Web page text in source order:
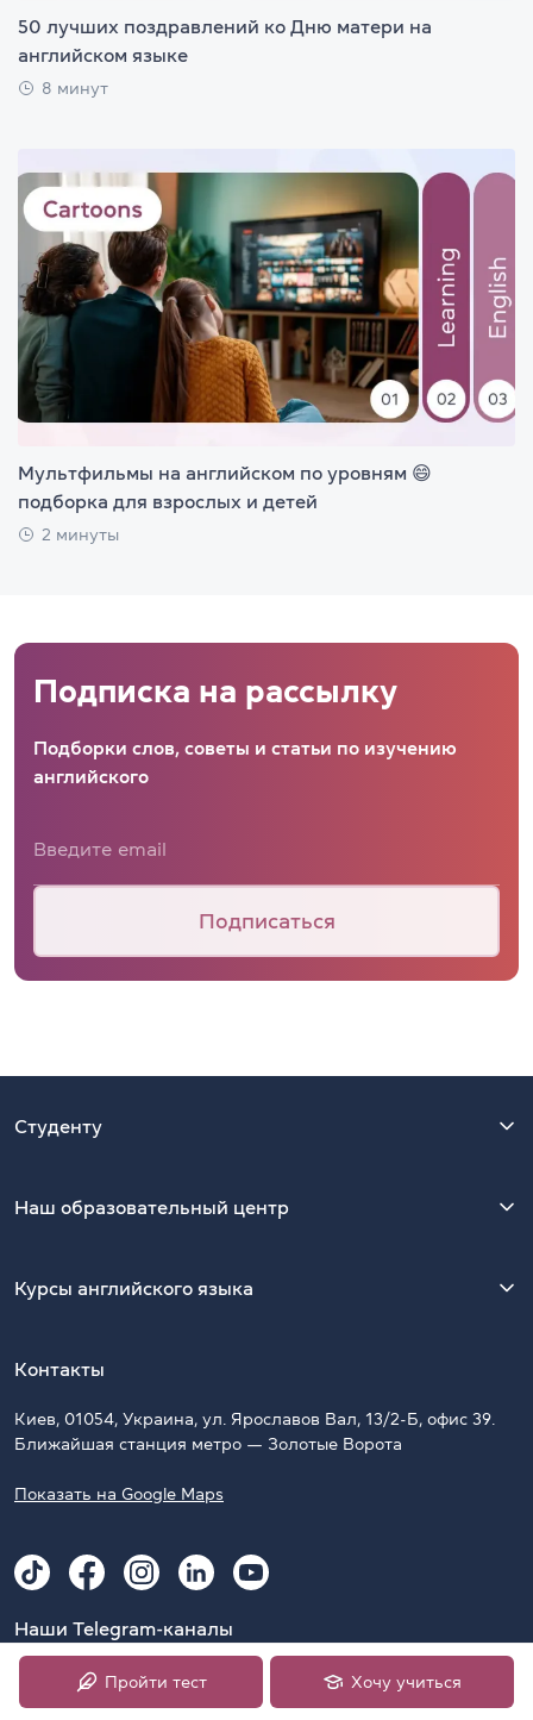
50 лучших поздравлений ко Дню матери на
английском языке
8 минут
Мультфильмы на английском по уровням 😄
подборка для взрослых и детей
2 минуты
Подписка на рассылку
Подборки слов, советы и статьи по изучению
английского
Подписаться
Студенту
Наш образовательный центр
Курсы английского языка
Контакты
Киев, 01054, Украина, ул. Ярославов Вал, 13/2-Б, офис 39.
Ближайшая станция метро — Золотые Ворота
Показать на Google Maps
Наши Telegram-каналы
CambridgeUAПройти тест Хочу учиться